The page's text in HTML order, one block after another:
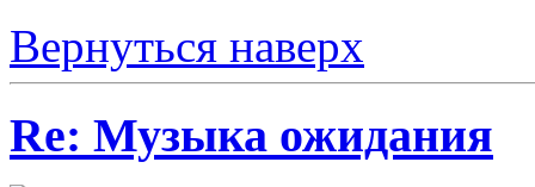
Вернуться наверх
Re: Музыка ожидания